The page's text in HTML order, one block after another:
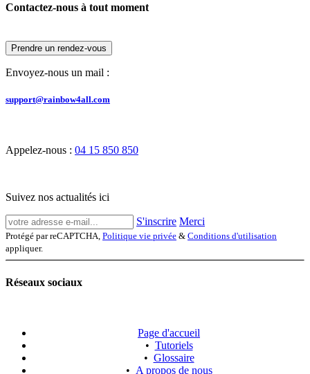
Contactez-nous à tout moment
Prendre un rendez-vous
Envoyez-nous un mail :
support@rainbow4all.com
Appelez-nous : 04 15 850 850
Suivez nos actualités ici
S'inscrire Merci
Protégé par reCAPTCHA, Politique vie privée & Conditions d'utilisation
appliquer.
Réseaux sociaux
Page d'accueil
• Tutoriels
• Glossaire
• A propos de nous